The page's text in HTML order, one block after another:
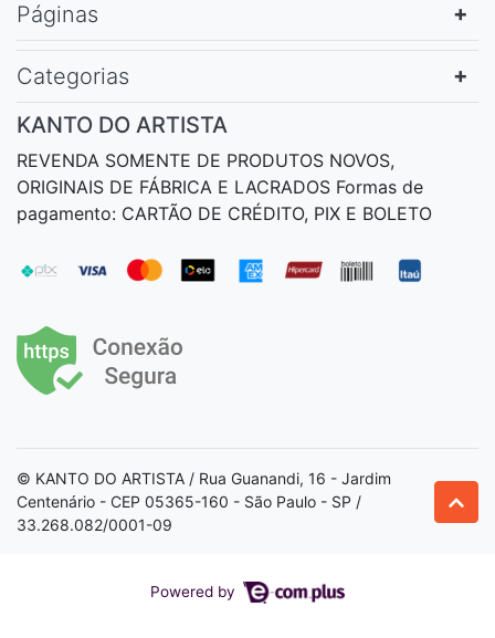
Páginas
Categorias
KANTO DO ARTISTA
REVENDA SOMENTE DE PRODUTOS NOVOS,
ORIGINAIS DE FÁBRICA E LACRADOS Formas de
pagamento: CARTÃO DE CRÉDITO, PIX E BOLETO
© KANTO DO ARTISTA / Rua Guanandi, 16 - Jardim
Centenário - CEP 05365-160 - São Paulo - SP /
33.268.082/0001-09
Powered by